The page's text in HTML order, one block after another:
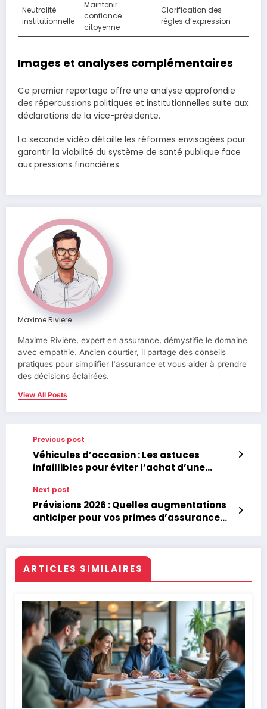
Neutralité
institutionnelle
Maintenir
confiance
citoyenne
Clarification des
règles d’expression
Images et analyses complémentaires
Ce premier reportage offre une analyse approfondie
des répercussions politiques et institutionnelles suite aux
déclarations de la vice-présidente.
La seconde vidéo détaille les réformes envisagées pour
garantir la viabilité du système de santé publique face
aux pressions financières.
Maxime Riviere
Maxime Rivière, expert en assurance, démystifie le domaine
avec empathie. Ancien courtier, il partage des conseils
pratiques pour simplifier l'assurance et vous aider à prendre
des décisions éclairées.
View All Posts
Previous post
Véhicules d’occasion : Les astuces
infaillibles pour éviter l’achat d’une
Next post
Prévisions 2026 : Quelles augmentations
anticiper pour vos primes d’assurance
ARTICLES SIMILAIRES